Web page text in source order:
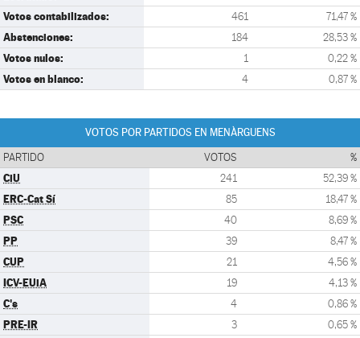
Votos contabilizados: 461 71,47 %
Abstenciones: 184 28,53 %
Votos nulos: 1 0,22 %
Votos en blanco: 4 0,87 %
VOTOS POR PARTIDOS EN MENÀRGUENS
PARTIDO VOTOS %
CiU 241 52,39 %
ERC-Cat Sí 85 18,47 %
PSC 40 8,69 %
PP 39 8,47 %
CUP 21 4,56 %
ICV-EUiA 19 4,13 %
C's 4 0,86 %
PRE-IR 3 0,65 %